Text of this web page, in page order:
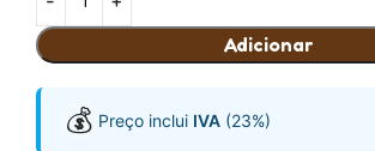
Adicionar
💰 Preço inclui IVA (23%)